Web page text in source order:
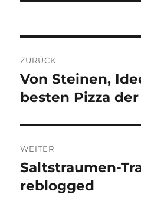
ZURÜCK
Vorheriger
Beitrag:
Von Steinen,
besten Pizza
WEITER
Nächster
Beitrag:
Saltstraumen-
reblogged